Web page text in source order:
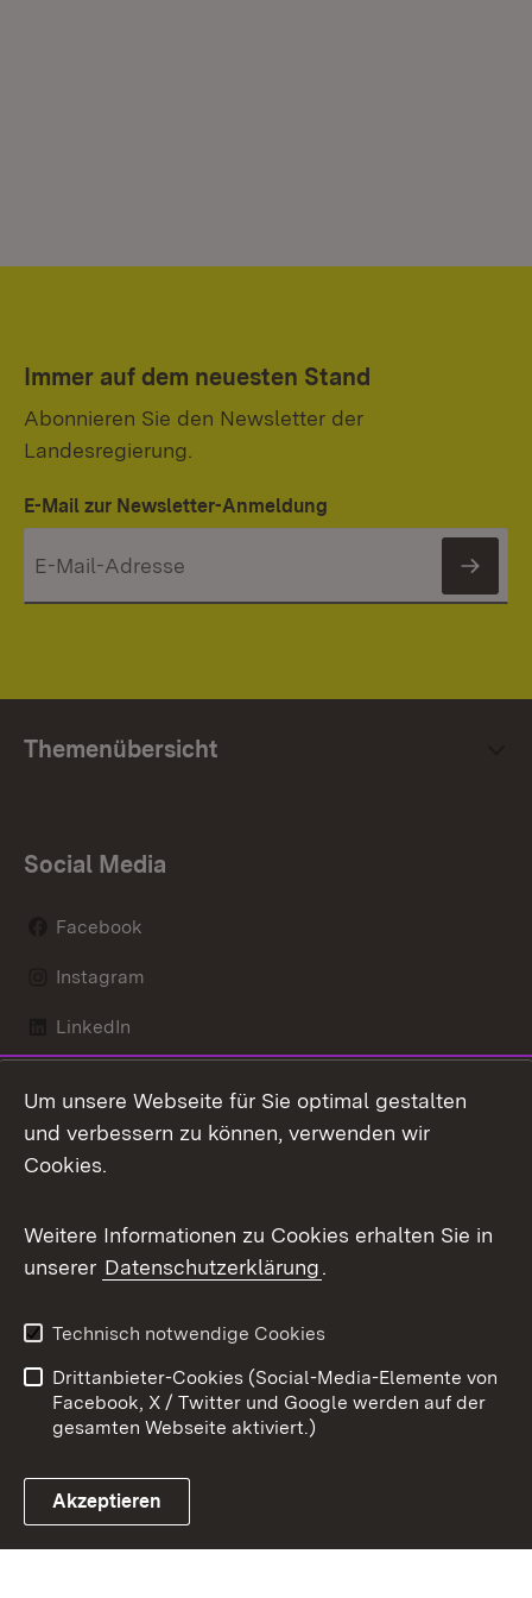
Immer auf dem neuesten Stand
Abonnieren Sie den Newsletter der
Landesregierung.
E-Mail zur Newsletter-Anmeldung
Themenübersicht
Social Media
Facebook
Instagram
LinkedIn
X / Twitter
Youtube
Link zum Landesportal
Kontakt
Datenschutz
Barrierefreiheit
Impressum
Cookies
Um unsere Webseite für Sie optimal gestalten
und verbessern zu können, verwenden wir
Cookies.
Weitere Informationen zu Cookies erhalten Sie in
unserer Datenschutzerklärung.
Technisch notwendige Cookies
Drittanbieter-Cookies (Social-Media-Elemente von
Facebook, X / Twitter und Google werden auf der
gesamten Webseite aktiviert.)
Akzeptieren